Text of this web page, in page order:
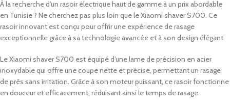
À la recherche d’un rasoir électrique haut de gamme à un prix abordable
en Tunisie ? Ne cherchez pas plus loin que le Xiaomi shaver S700. Ce
rasoir innovant est conçu pour offrir une expérience de rasage
exceptionnelle grâce à sa technologie avancée et à son design élégant.
Le Xiaomi shaver S700 est équipé d’une lame de précision en acier
inoxydable qui offre une coupe nette et précise, permettant un rasage
de près sans irritation. Grâce à son moteur puissant, ce rasoir fonctionne
en douceur et efficacement, réduisant ainsi le temps de rasage.